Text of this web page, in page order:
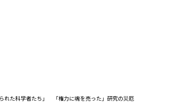
られた科学者たち」 「権力に魂を売った」研究の災厄